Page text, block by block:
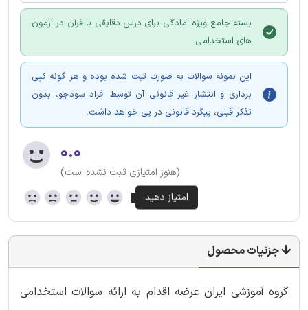
بسته جامع ویژه آمادگی برای درس دقایقی با قرآن در آزمون
های استخدامی
این نمونه سوالات به صورت ثبت شده بوده و هر گونه کپی
برداری و انتشار غیر قانونی آن توسط افراد سودجو، بدون
تذکر قبلی، پیگرد قانونی در پی خواهد داشت.
۰.۰
(هنوز امتیازی ثبت نشده است)
جزئیات محصول
گروه آموزشی ایران عرضه اقدام به ارائه سوالات استخدامی